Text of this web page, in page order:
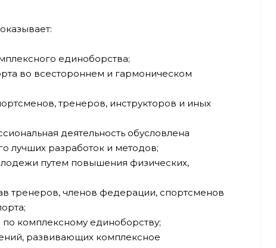
оказывает:
единоборства;
во всестороннем и гармоническом
тренеров, инструкторов и иных
деятельность обусловлена
лучших разработок и методов;
путем повышения физических,
тренеров, членов федерации, спортсменов
комплексному единоборству;
развивающих комплексное